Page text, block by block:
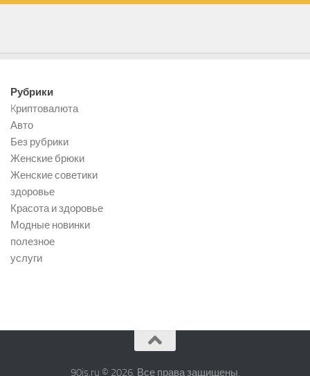
Рубрики
Kриптовалюта
Авто
Без рубрики
Женские брюки
Женские советики
здоровье
Красота и здоровье
Модные новинки
полезное
услуги
90is.ru © 2026. Все права защищены.